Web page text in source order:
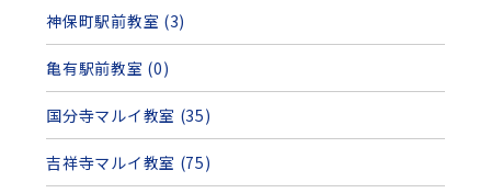
神保町駅前教室 (3)
亀有駅前教室 (0)
国分寺マルイ教室 (35)
吉祥寺マルイ教室 (75)